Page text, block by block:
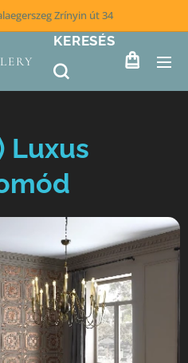
Zrínyin út 34
KERESÉS
Luxus